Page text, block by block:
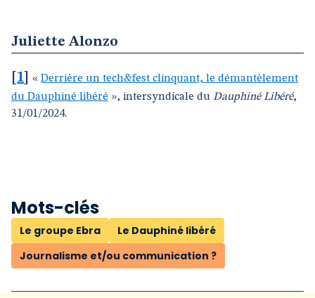
Juliette Alonzo
1 « Derrière un tech&fest clinquant, le démantèlement
du Dauphiné libéré », intersyndicale du Dauphiné Libéré,
31/01/2024.
Mots-clés
Le groupe Ebra
Le Dauphiné libéré
Journalisme et/ou communication ?